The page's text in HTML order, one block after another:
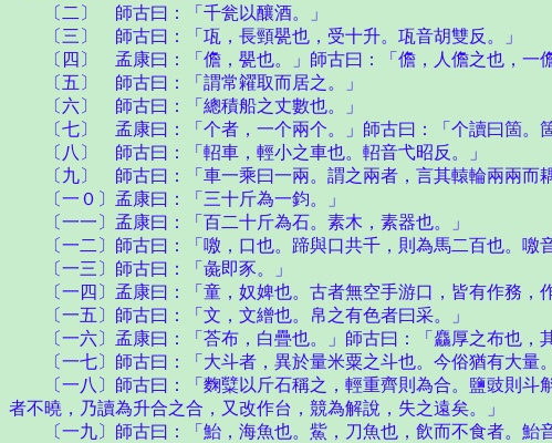
〔二〕 師古曰：「千瓮以釀酒。」
〔三〕 師古曰：「瓨，長頸甖也，受十升。瓨音胡雙反。」
〔四〕 孟康曰：「儋，甖也。」師古曰：「儋，人儋之也，一儋
〔五〕 師古曰：「謂常糴取而居之。」
〔六〕 師古曰：「總積船之丈數也。」
〔七〕 孟康曰：「个者，一个兩个。」師古曰：「个讀曰箇。箇
〔八〕 師古曰：「軺車，輕小之車也。軺音弋昭反。」
〔九〕 師古曰：「車一乘曰一兩。謂之兩者，言其轅輪兩兩而耦
〔一０〕孟康曰：「三十斤為一鈞。」
〔一一〕孟康曰：「百二十斤為石。素木，素器也。」
〔一二〕師古曰：「噭，口也。蹄與口共千，則為馬二百也。噭音
〔一三〕師古曰：「彘即豕。」
〔一四〕孟康曰：「童，奴婢也。古者無空手游口，皆有作務，
〔一五〕師古曰：「文，文繒也。帛之有色者曰采。」
〔一六〕孟康曰：「荅布，白疊也。」師古曰：「麤厚之布也，
〔一七〕師古曰：「大斗者，異於量米粟之斗也。今俗猶有大量。
〔一八〕師古曰：「麴糱以斤石稱之，輕重齊則為合。鹽豉則斗
者不曉，乃讀為升合之合，又改作台，競為解說，失之遠矣。」
〔一九〕師古曰：「鮐，海魚也。鮆，刀魚也，飲而不食者。鮐